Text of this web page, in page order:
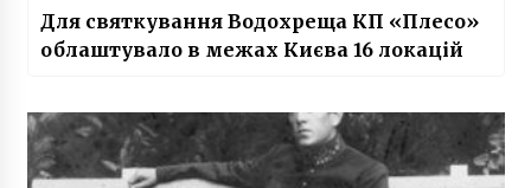
Для святкування Водохреща КП «Плесо»
облаштувало в межах Києва 16 локацій